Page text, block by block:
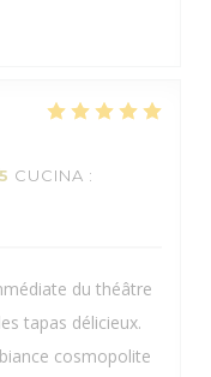
CUCINA :
du théâtre
tapas délicieux.
cosmopolite